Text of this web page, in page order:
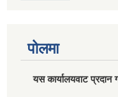
पोलमा
यस कार्यालयवाट प्रदान